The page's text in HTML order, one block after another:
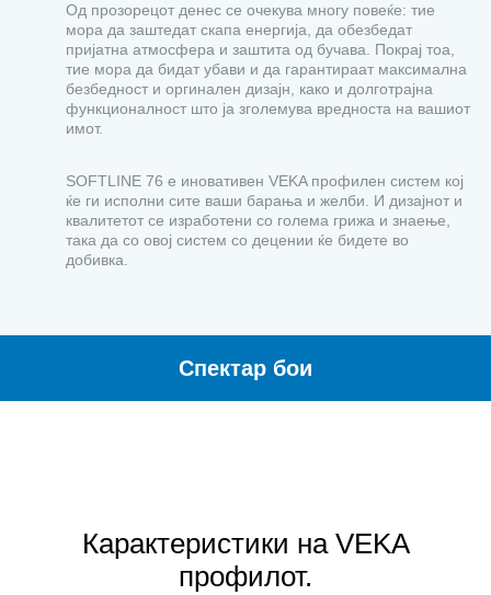
Од прозорецот денес се очекува многу повеќе: тие
мора да заштедат скапа енергија, да обезбедат
пријатна атмосфера и заштита од бучава. Покрај тоа,
тие мора да бидат убави и да гарантираат максимална
безбедност и оргинален дизајн, како и долготрајна
функционалност што ја зголемува вредноста на вашиот
имот.
SOFTLINE 76 е иновативен VEKA профилен систем кој
ќе ги исполни сите ваши барања и желби. И дизајнот и
квалитетот се изработени со голема грижа и знаење,
така да со овој систем со децении ќе бидете во
добивка.
Спектар бои
Карактеристики на VEKA
профилот.